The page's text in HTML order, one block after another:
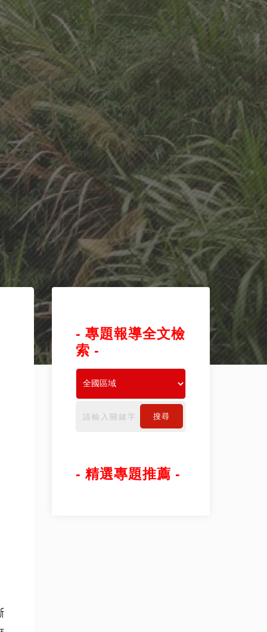
- 專題報導全文檢
索 -
搜尋
- 精選專題推薦 -